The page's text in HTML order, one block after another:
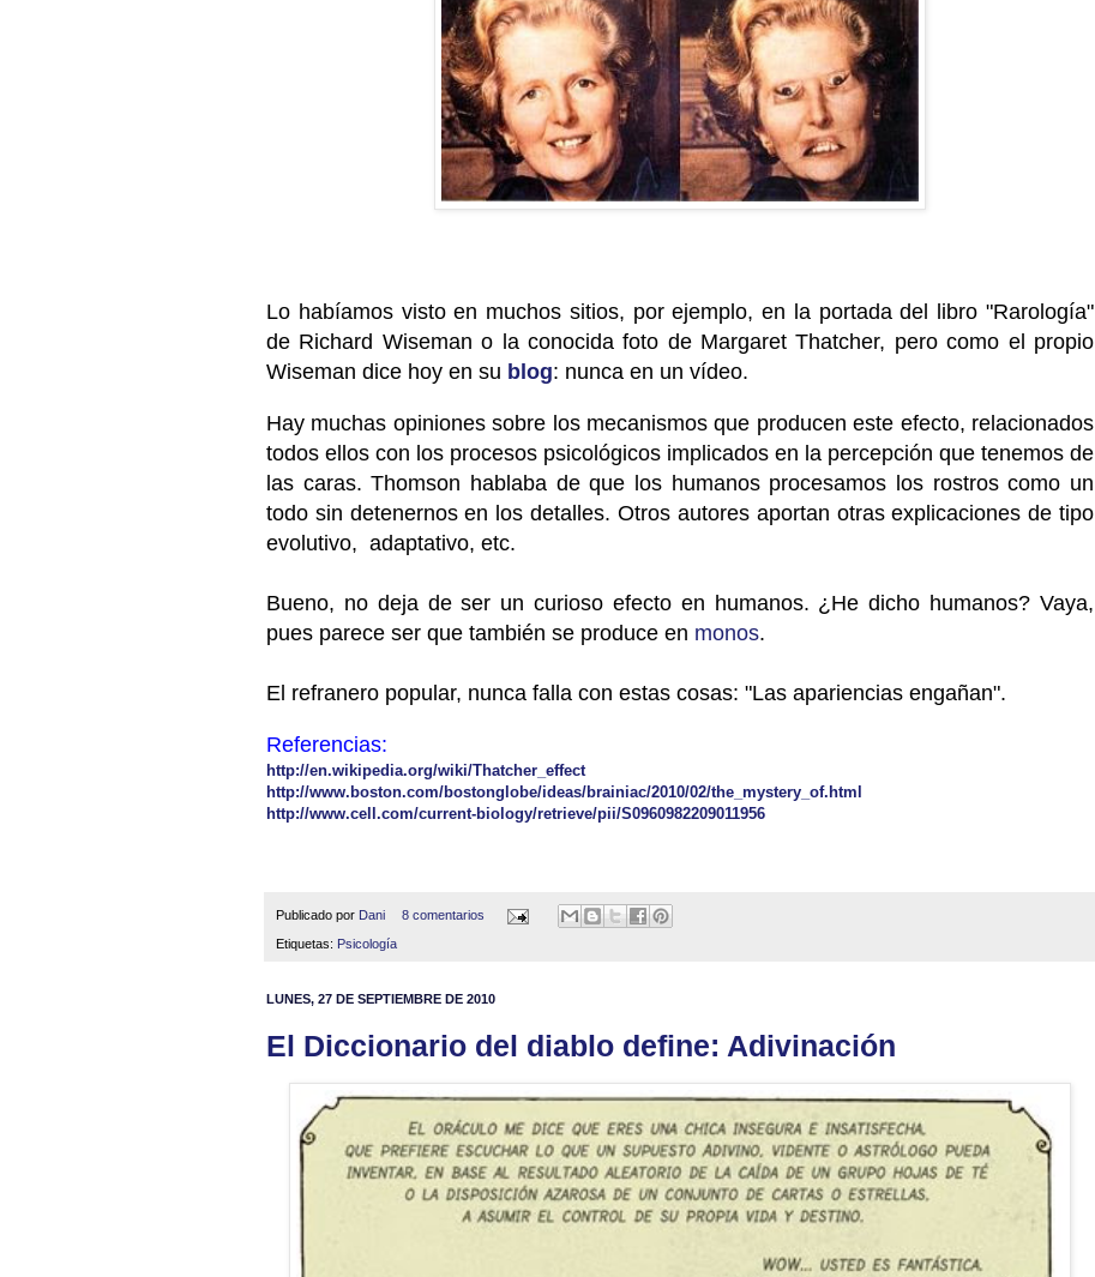
Lo habíamos visto en muchos sitios, por ejemplo, en la portada del libro "Rarología"
de Richard Wiseman o la conocida foto de Margaret Thatcher, pero como el propio
Wiseman dice hoy en su blog: nunca en un vídeo.
Hay muchas opiniones sobre los mecanismos que producen este efecto, relacionados
todos ellos con los procesos psicológicos implicados en la percepción que tenemos de
las caras. Thomson hablaba de que los humanos procesamos los rostros como un
todo sin detenernos en los detalles. Otros autores aportan otras explicaciones de tipo
evolutivo, adaptativo, etc.
Bueno, no deja de ser un curioso efecto en humanos. ¿He dicho humanos? Vaya,
pues parece ser que también se produce en monos.
El refranero popular, nunca falla con estas cosas: "Las apariencias engañan".
Referencias:
http://en.wikipedia.org/wiki/Thatcher_effect
http://www.boston.com/bostonglobe/ideas/brainiac/2010/02/the_mystery_of.html
http://www.cell.com/current-biology/retrieve/pii/S0960982209011956
Publicado por Dani 8 comentarios
Etiquetas: Psicología
LUNES, 27 DE SEPTIEMBRE DE 2010
El Diccionario del diablo define: Adivinación